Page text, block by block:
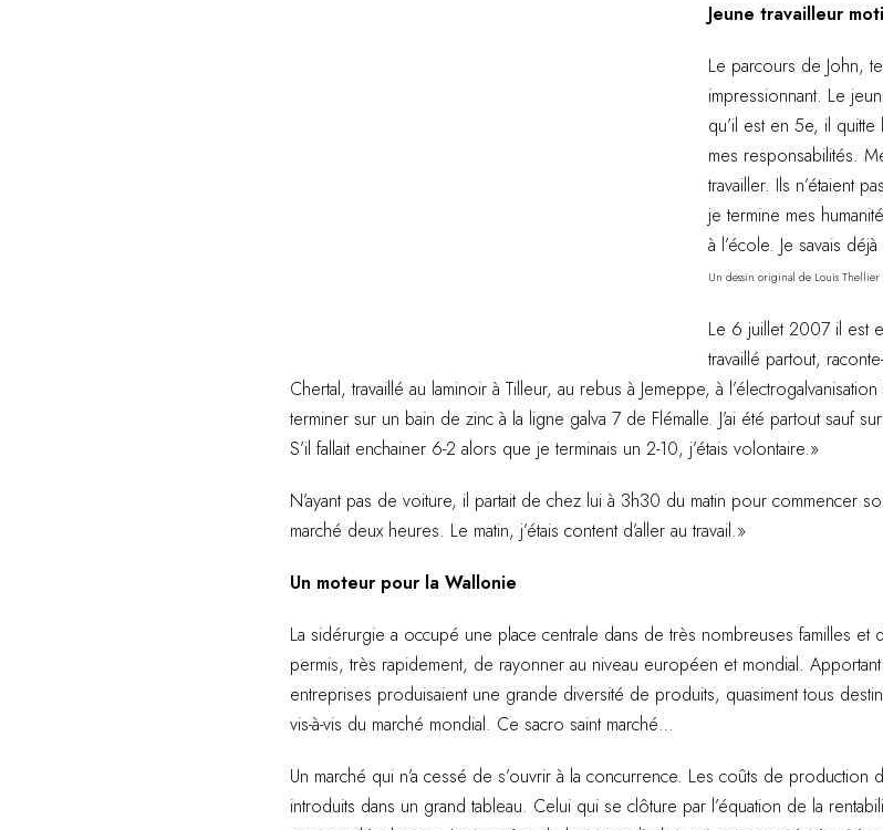
Jeune travailleur
Le parcours de John,
impressionnant. Le
qu’il est en 5e, il quitte
mes responsabilités.
travailler. Ils n’étaient
je termine mes
à l’école. Je savais
Un dessin original de Louis
Le 6 juillet 2007 il est
travaillé partout,
Chertal, travaillé au laminoir à Tilleur, au rebus à Jemeppe, à
terminer sur un bain de zinc à la ligne galva 7 de Flémalle. J’ai été partout sauf
S’il fallait enchainer 6-2 alors que je terminais un 2-10, j’étais volontaire.»
N’ayant pas de voiture, il partait de chez lui à 3h30 du matin pour commencer
marché deux heures. Le matin, j’étais content d’aller au travail.»
Un moteur pour la Wallonie
La sidérurgie a occupé une place centrale dans de très nombreuses familles
permis, très rapidement, de rayonner au niveau européen et mondial.
entreprises produisaient une grande diversité de produits, quasiment tous
vis-à-vis du marché mondial. Ce sacro saint marché…
Un marché qui n’a cessé de s’ouvrir à la concurrence. Les coûts de
introduits dans un grand tableau. Celui qui se clôture par l’équation de la